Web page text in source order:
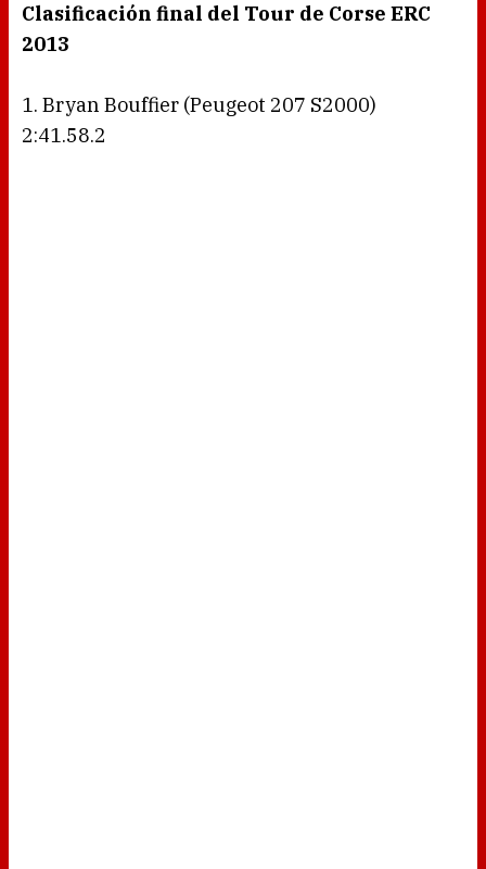
Clasificación final del Tour de Corse ERC
2013
1. Bryan Bouffier (Peugeot 207 S2000)
2:41.58.2